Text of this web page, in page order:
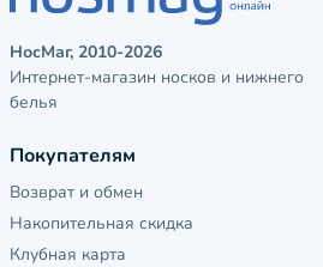
НосМаг, 2010-2026
Интернет-магазин носков и нижнего
белья
Покупателям
Возврат и обмен
Накопительная скидка
Клубная карта